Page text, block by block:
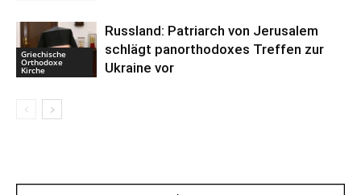
Griechische
Orthodoxe
Kirche
Russland: Patriarch von Jerusalem
schlägt panorthodoxes Treffen zur
Ukraine vor